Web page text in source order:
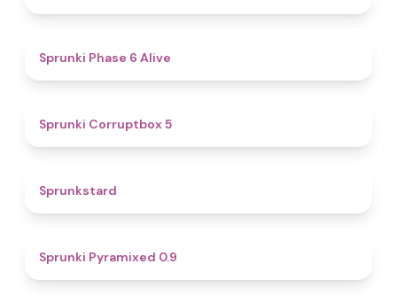
Sprunki Phase 6 Alive
Sprunki Corruptbox 5
Sprunkstard
Sprunki Pyramixed 0.9